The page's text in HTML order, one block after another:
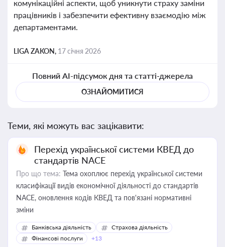
комунікаційні аспекти, щоб уникнути страху заміни
працівників і забезпечити ефективну взаємодію між
департаментами.
LIGA ZAKON, 17 січня 2026
Повний AI-підсумок дня та статті-джерела
ОЗНАЙОМИТИСЯ
Теми, які можуть вас зацікавити:
Перехід української системи КВЕД до
стандартів NACE
Про що тема: Тема охоплює перехід української системи
класифікації видів економічної діяльності до стандартів
NACE, оновлення кодів КВЕД та пов'язані нормативні
зміни
Банківська діяльність
Страхова діяльність
Фінансові послуги
+13